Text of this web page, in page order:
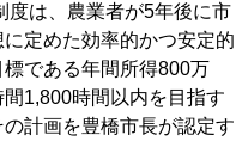
は、農業者が5年後に市
定めた効率的かつ安定的
である年間所得800万
1,800時間以内を目指す
計画を豊橋市長が認定す